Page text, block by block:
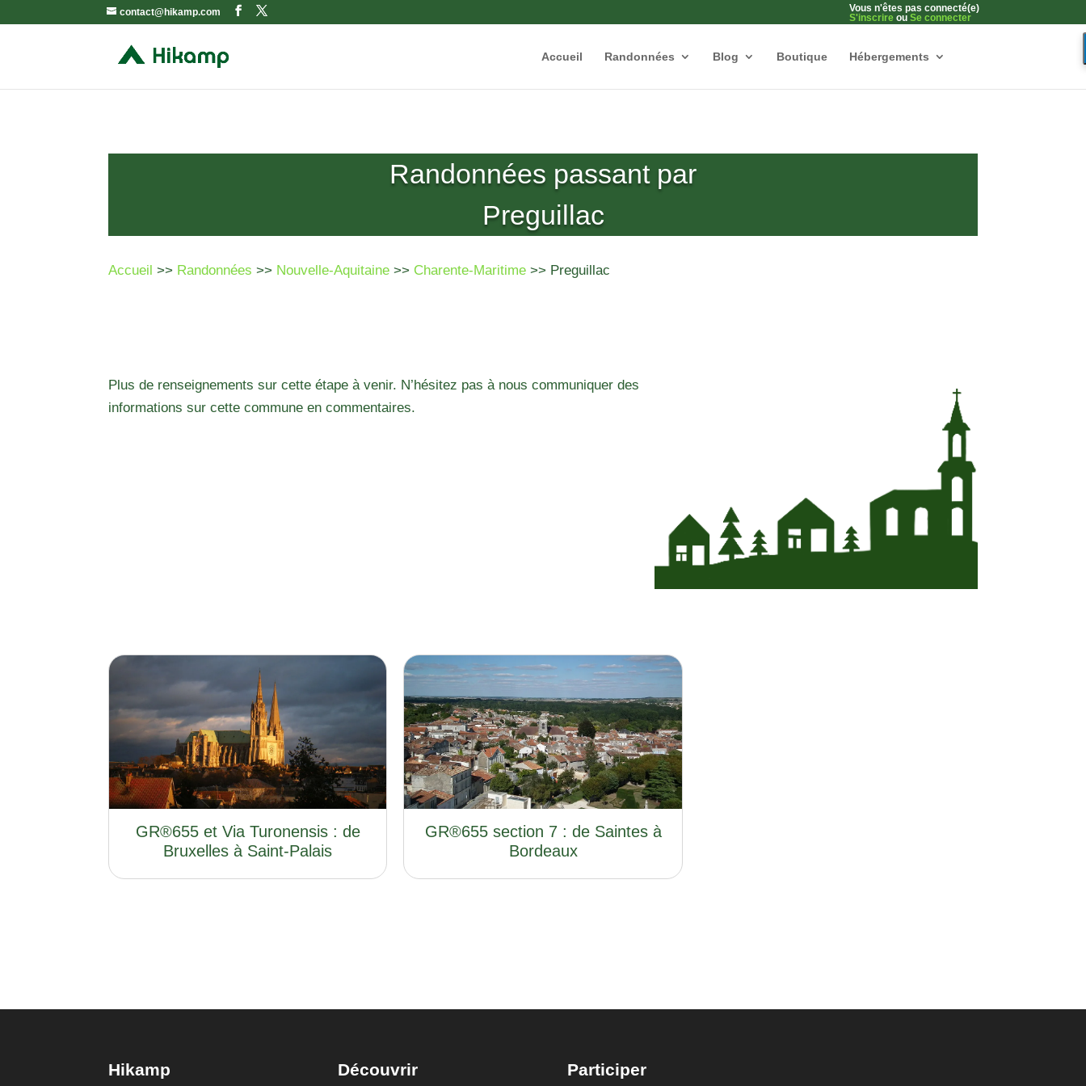
contact@hikamp.com
Vous n'êtes pas connecté(e)
S'inscrire ou Se connecter
Accueil Randonnées Blog Boutique Hébergements
Randonnées passant par
Preguillac
Accueil >> Randonnées >> Nouvelle-Aquitaine >> Charente-Maritime >> Preguillac
Plus de renseignements sur cette étape à venir. N’hésitez pas à nous communiquer des
informations sur cette commune en commentaires.
GR®655 et Via Turonensis : de
Bruxelles à Saint-Palais
GR®655 section 7 : de Saintes à
Bordeaux
Hikamp Découvrir Participer